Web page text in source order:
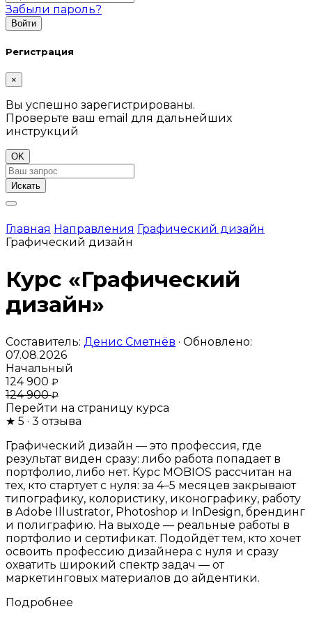
Забыли пароль?
Регистрация
×
Вы успешно зарегистрированы.
Проверьте ваш email для дальнейших
инструкций
OK
Искать
Главная Направления Графический дизайн
Графический дизайн
Курс «Графический
дизайн»
Составитель: Денис Сметнёв · Обновлено:
07.08.2026
Начальный
124 900 ₽
124 900₽
Перейти на страницу курса
★ 5 · 3 отзыва
Графический дизайн — это профессия, где
результат виден сразу: либо работа попадает в
портфолио, либо нет. Курс MOBIOS рассчитан на
тех, кто стартует с нуля: за 4–5 месяцев закрывают
типографику, колористику, иконографику, работу
в Adobe Illustrator, Photoshop и InDesign, брендинг
и полиграфию. На выходе — реальные работы в
портфолио и сертификат. Подойдёт тем, кто хочет
освоить профессию дизайнера с нуля и сразу
охватить широкий спектр задач — от
маркетинговых материалов до айдентики.
Подробнее